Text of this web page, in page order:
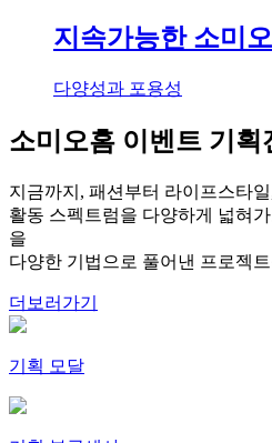
지속가능한 소미
다양성과 포용성
소미오홈 이벤트 기획
지금까지, 패션부터 라이프스타
활동 스펙트럼을 다양하게 넓혀
을
다양한 기법으로 풀어낸 프로젝
더보러가기
기획 모달